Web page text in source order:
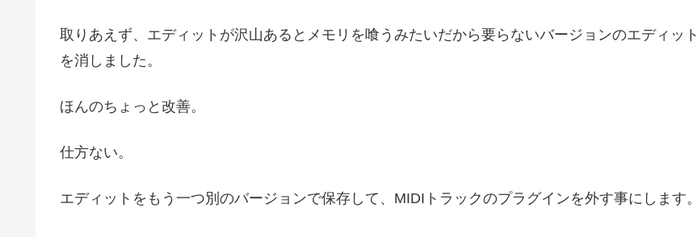
取りあえず、エディットが沢山あるとメモリを喰うみたいだから要らないバージョンのエディット
を消しました。
ほんのちょっと改善。
仕方ない。
エディットをもう一つ別のバージョンで保存して、MIDIトラックのプラグインを外す事にします。